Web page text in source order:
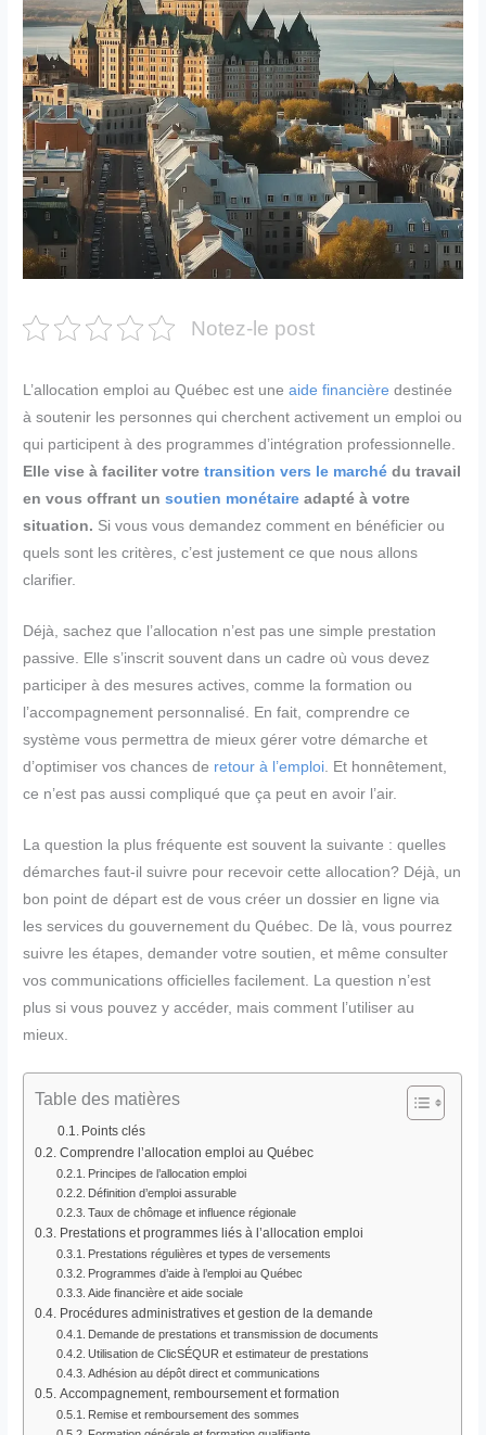
Notez-le post
L’allocation emploi au Québec est uneaide financière destinée
à soutenir les personnes qui cherchent activement un emploi ou
qui participent à des programmes d’intégration professionnelle.
Elle vise à faciliter votretransition vers le marché du travail
en vous offrant unsoutien monétaire adapté à votre
situation. Si vous vous demandez comment en bénéficier ou
quels sont les critères, c’est justement ce que nous allons
clarifier.
Déjà, sachez que l’allocation n’est pas une simple prestation
passive. Elle s’inscrit souvent dans un cadre où vous devez
participer à des mesures actives, comme la formation ou
l’accompagnement personnalisé. En fait, comprendre ce
système vous permettra de mieux gérer votre démarche et
d’optimiser vos chances de retour à l’emploi. Et honnêtement,
ce n’est pas aussi compliqué que ça peut en avoir l’air.
La question la plus fréquente est souvent la suivante : quelles
démarches faut-il suivre pour recevoir cette allocation? Déjà, un
bon point de départ est de vous créer un dossier en ligne via
les services du gouvernement du Québec. De là, vous pourrez
suivre les étapes, demander votre soutien, et même consulter
vos communications officielles facilement. La question n’est
plus si vous pouvez y accéder, mais comment l’utiliser au
mieux.
Table des matières
Points clés
Comprendre l’allocation emploi au Québec
Principes de l’allocation emploi
Définition d’emploi assurable
Taux de chômage et influence régionale
Prestations et programmes liés à l’allocation emploi
Prestations régulières et types de versements
Programmes d’aide à l’emploi au Québec
Aide financière et aide sociale
Procédures administratives et gestion de la demande
Demande de prestations et transmission de documents
Utilisation de ClicSÉQUR et estimateur de prestations
Adhésion au dépôt direct et communications
Accompagnement, remboursement et formation
Remise et remboursement des sommes